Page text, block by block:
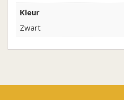
Kleur
Zwart